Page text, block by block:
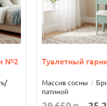
№2 Туалетный
Массив сосны
патиной